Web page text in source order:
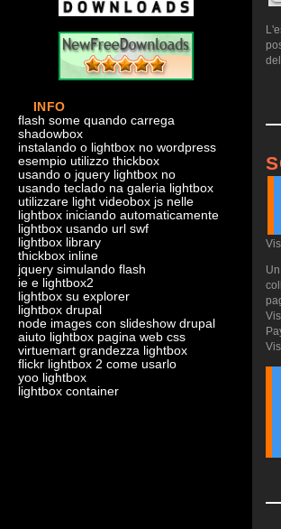
INFO
flash some quando carrega
shadowbox
instalando o lightbox no wordpress
esempio utilizzo thickbox
usando o jquery lightbox no
usando teclado na galeria lightbox
utilizzare light videobox js nelle
lightbox iniciando automaticamente
lightbox usando url swf
lightbox library
thickbox inline
jquery simulando flash
ie e lightbox2
lightbox su explorer
lightbox drupal
node images con slideshow drupal
aiuto lightbox pagina web css
virtuemart grandezza lightbox
flickr lightbox 2 come usarlo
yoo lightbox
lightbox container